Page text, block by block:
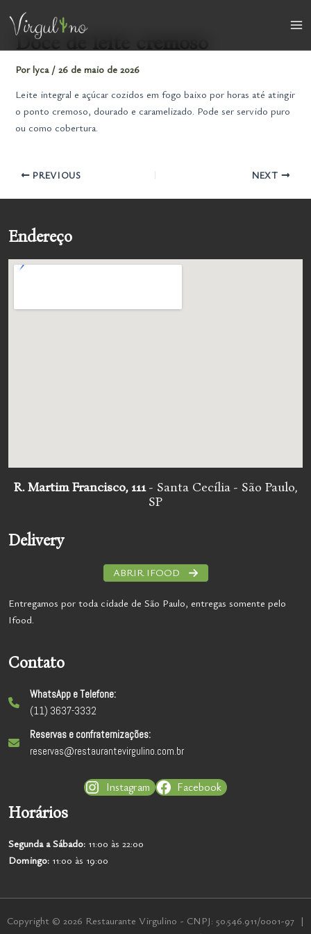
para
Doce de leite cremoso
Porlyca /26 de maio de 2026
Leite integral e açúcar cozidos em fogo baixo por horas até atingir
o ponto cremoso, dourado e caramelizado. Pode ser servido puro
ou como cobertura.
PREVIOUS NEXT
Endereço
R. Martim Francisco, 111- Santa Cecília - São Paulo,
SP
Delivery
ABRIR IFOOD
Entregamos por toda cidade de São Paulo, entregas somente pelo
Ifood.
Contato
WhatsApp e Telefone:
(11) 3637-3332
Reservas e confraternizações:
reservas@restaurantevirgulino.com.br
Instagram Facebook
Horários
Segunda aSábado: 11:00 às 22:00
Domingo: 11:00 às 19:00
Copyright © 2026 Restaurante Virgulino - CNPJ: 50.546.911/0001-97 |